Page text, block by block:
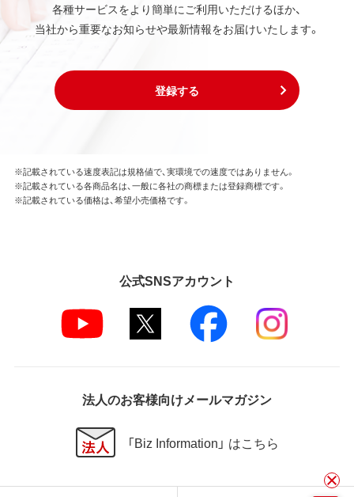
各種サービスをより簡単にご利用いただけるほか、
当社から重要なお知らせや最新情報をお届けいたします。
登録する
※記載されている速度表記は規格値で、実環境での速度ではありません。
※記載されている各商品名は、一般に各社の商標または登録商標です。
※記載されている価格は、希望小売価格です。
公式SNSアカウント
法人のお客様向けメールマガジン
「Biz Information」 はこちら